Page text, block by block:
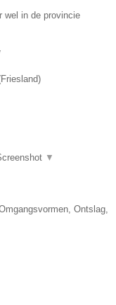
wel in de provincie
Friesland)
▼
Ontslag,